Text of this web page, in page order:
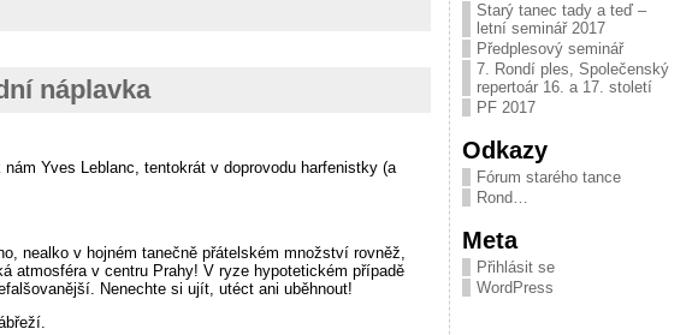
náplavka
Yves Leblanc, tentokrát v doprovodu harfenistky (a
nealko v hojném tanečně přátelském množství rovněž,
atmosféra v centru Prahy! V ryze hypotetickém případě
Nenechte si ujít, utéct ani uběhnout!
Starý tanec tady a teď –
letní seminář 2017
Předplesový seminář
7. Rondí ples, Společenský
repertoár 16. a 17. století
PF 2017
Odkazy
Fórum starého tance
Rond…
Meta
Přihlásit se
WordPress